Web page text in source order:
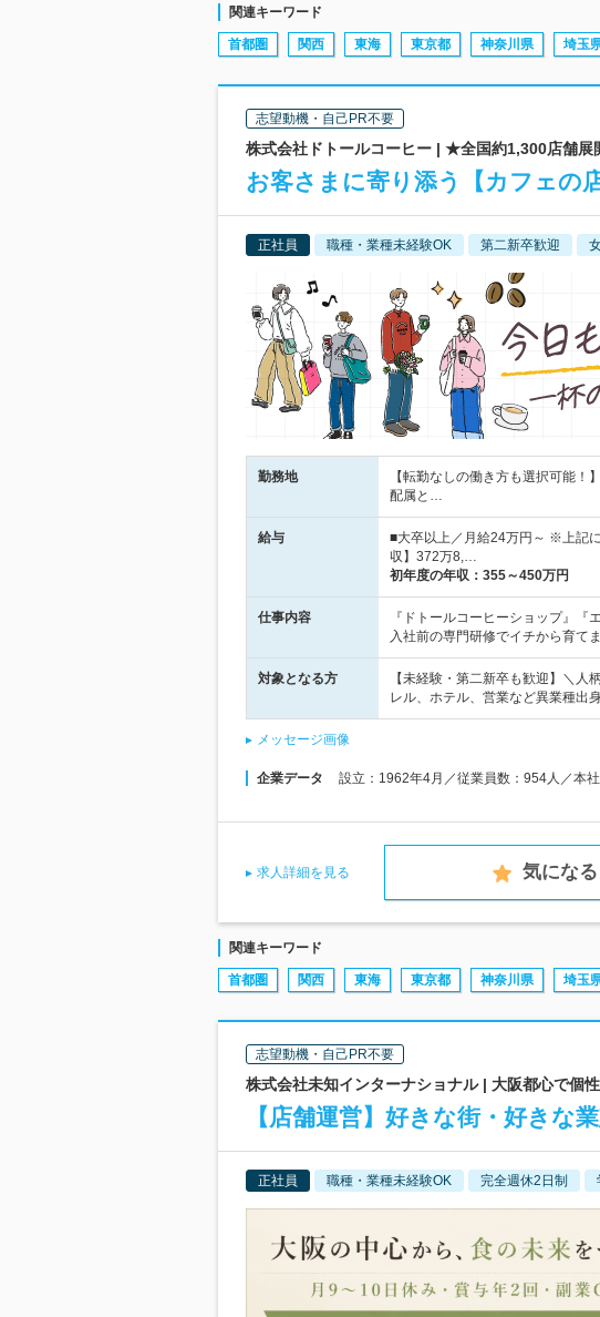
関連キーワード
首都圏 関西 東海 東京都 神奈川県 埼玉
志望動機・自己PR不要
株式会社ドトールコーヒー | ★全国約1,300店舗
お客さまに寄り添う【カフェの
正社員 職種・業種未経験OK 第二新卒歓迎
勤務地
【転勤なしの働き方も選択可能
配属と…
給与
■大卒以上／月給24万円～ ※上記
収】372万8,…
初年度の年収： 355～450万円
仕事内容
『ドトールコーヒーショップ』
入社前の専門研修でイチから育て
対象となる方
【未経験・第二新卒も歓迎】＼
レル、ホテル、営業など異業種出
メッセージ画像
企業データ 設立：1962年4月／従業員数：954人／本
求人詳細を見る 気になる
関連キーワード
首都圏 関西 東海 東京都 神奈川県 埼玉
志望動機・自己PR不要
株式会社未知インターナショナル | 大阪都心で個
【店舗運営】好きな街・好きな
正社員 職種・業種未経験OK 完全週休2日制